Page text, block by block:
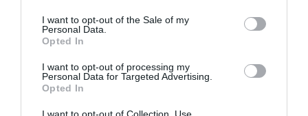
I want to opt-out of the Sale of my
Personal Data.
Opted In
I want to opt-out of processing my
Personal Data for Targeted Advertising.
Opted In
I want to opt-out of Collection, Use,
Ταυτότητα Εκδήλωσης
Από:
03/10/2025